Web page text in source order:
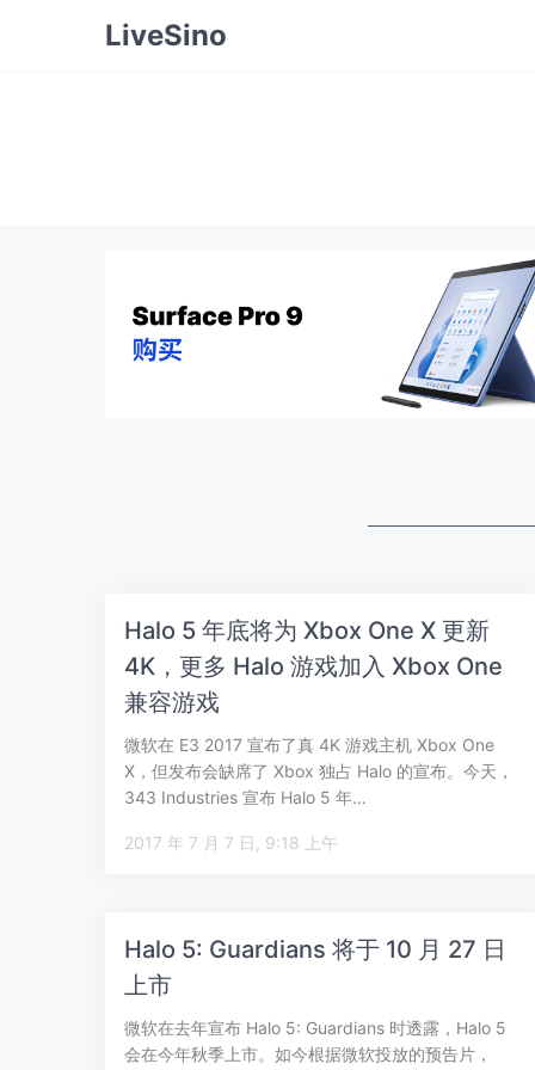
LiveSino
Halo 5 年底将为 Xbox One X 更新
4K，更多 Halo 游戏加入 Xbox One
兼容游戏
微软在 E3 2017 宣布了真 4K 游戏主机 Xbox One
X，但发布会缺席了 Xbox 独占 Halo 的宣布。今天，
343 Industries 宣布 Halo 5 年…
2017 年 7 月 7 日, 9:18 上午
Halo 5: Guardians 将于 10 月 27 日
上市
微软在去年宣布 Halo 5: Guardians 时透露，Halo 5
会在今年秋季上市。如今根据微软投放的预告片，